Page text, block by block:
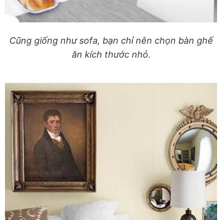
Cũng giống như sofa, bạn chỉ nên chọn bàn ghế
ăn kích thước nhỏ.